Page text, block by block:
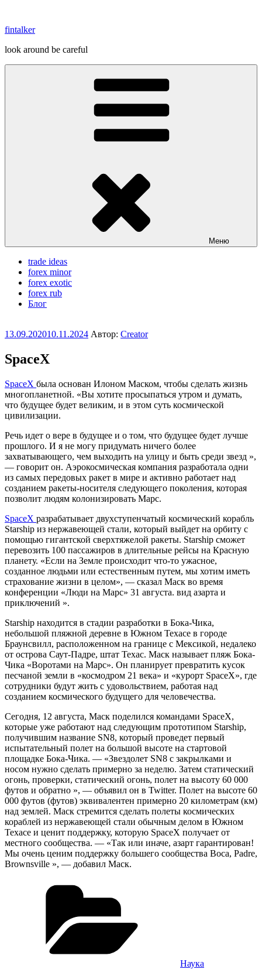
содержимому
fintalker
look around be careful
Меню
trade ideas
forex minor
forex exotic
forex rub
Блог
Опубликовано
13.09.202010.11.2024 Автор: Creator
SpaceX
SpaceX была основан Илоном Маском, чтобы сделать жизнь
многопланетной. «Вы хотите просыпаться утром и думать,
что будущее будет великим, и в этом суть космической
цивилизации.
Речь идет о вере в будущее и о том, что будущее будет лучше
прошлого. И я не могу придумать ничего более
захватывающего, чем выходить на улицу и быть среди звезд »,
— говорит он. Аэрокосмическая компания разработала одни
из самых передовых ракет в мире и активно работает над
созданием ракеты-носителя следующего поколения, которая
позволит людям колонизировать Марс.
SpaceX разрабатывает двухступенчатый космический корабль
Starship из нержавеющей стали, который выйдет на орбиту с
помощью гигантской сверхтяжелой ракеты. Starship сможет
перевозить 100 пассажиров в длительные рейсы на Красную
планету. «Если на Земле происходит что-то ужасное,
созданное людьми или естественным путем, мы хотим иметь
страхование жизни в целом», — сказал Маск во время
конференции «Люди на Марс» 31 августа. вид азарта и
приключений ».
Starship находится в стадии разработки в Бока-Чика,
небольшой пляжной деревне в Южном Техасе в городе
Браунсвилл, расположенном на границе с Мексикой, недалеко
от острова Саут-Падре, штат Техас. Маск называет пляж Бока-
Чика «Воротами на Марс». Он планирует превратить кусок
песчаной земли в «космодром 21 века» и «курорт SpaceX», где
сотрудники будут жить с удовольствием, работая над
созданием космического будущего для человечества.
Сегодня, 12 августа, Маск поделился командами SpaceX,
которые уже работают над следующим прототипом Starship,
получившим название SN8, который проведет первый
испытательный полет на большой высоте на стартовой
площадке Бока-Чика. — «Звездолет SN8 с закрылками и
носом нужно сделать примерно за неделю. Затем статический
огонь, проверки, статический огонь, полет на высоту 60 000
футов и обратно », — объявил он в Twitter. Полет на высоте 60
000 футов (футов) эквивалентен примерно 20 километрам (км)
над землей. Маск стремится сделать полеты космических
кораблей из нержавеющей стали обычным делом в Южном
Техасе и ценит поддержку, которую SpaceX получает от
местного сообщества. — «Так или иначе, азарт гарантирован!
Мы очень ценим поддержку большего сообщества Boca, Padre,
Brownsville », — добавил Маск.
Наука